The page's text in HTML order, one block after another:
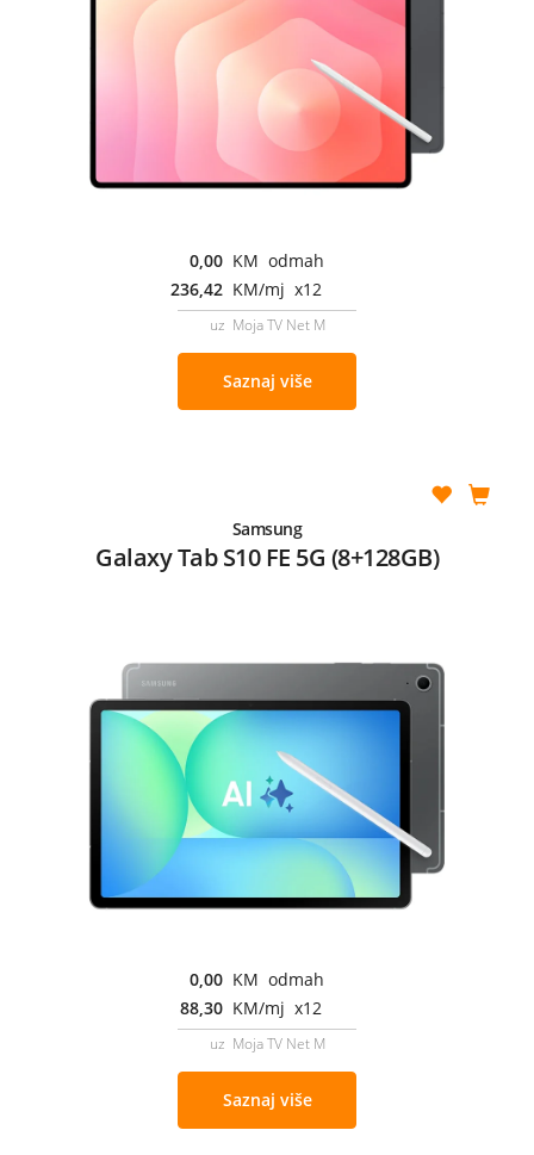
0,00 KM odmah
236,42 KM/mj x12
uz Moja TV Net M
Saznaj više
Samsung
Galaxy Tab S10 FE 5G (8+128GB)
0,00 KM odmah
88,30 KM/mj x12
uz Moja TV Net M
Saznaj više